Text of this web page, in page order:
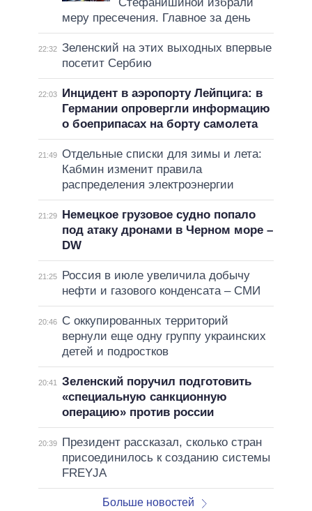
меру пресечения. Главное за день
22:32 Зеленский на этих выходных впервые
посетит Сербию
22:03
Инцидент в аэропорту Лейпцига: в
Германии опровергли информацию
о боеприпасах на борту самолета
21:49 Отдельные списки для зимы и лета:
Кабмин изменит правила
распределения электроэнергии
21:29
Немецкое грузовое судно попало
под атаку дронами в Черном море –
DW
21:25
Россия в июле увеличила добычу
нефти и газового конденсата – СМИ
20:46
С оккупированных территорий
вернули еще одну группу украинских
детей и подростков
20:41
Зеленский поручил подготовить
«специальную санкционную
операцию» против россии
20:39
Президент рассказал, сколько стран
присоединилось к созданию системы
FREYJA
Больше новостей